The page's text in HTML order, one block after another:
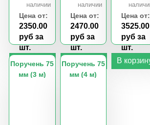
Цена от:
2350.00
руб за
шт.
Цена от:
2470.00
руб за
шт.
Цена от:
3525.00
руб за
шт.
Поручень 75
мм (3 м)
Поручень 75
мм (4 м)